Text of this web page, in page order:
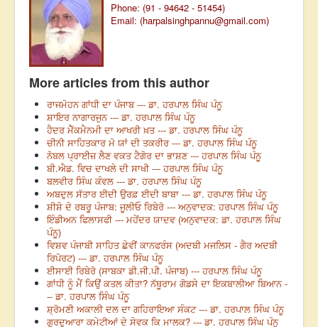
Phone: (91 - 94642 - 51454)
Email: (harpalsinghpannu@gmail.com)
More articles from this author
ਰਾਜਮੋਹਨ ਗਾਂਧੀ ਦਾ ਪੰਜਾਬ --- ਡਾ. ਹਰਪਾਲ ਸਿੰਘ ਪੰਨੂ
ਸ਼ਾਇਰ ਨਾਗਾਰਜੁਨ --- ਡਾ. ਹਰਪਾਲ ਸਿੰਘ ਪੰਨੂ
ਹੈਦਰ ਮੈੱਕਮੈਨਮੀ ਦਾ ਆਖਰੀ ਖ਼ਤ --- ਡਾ. ਹਰਪਾਲ ਸਿੰਘ ਪੰਨੂ
ਚੀਨੀ ਸਾਹਿਤਕਾਰ ਮੋ ਯਾਂ ਦੀ ਤਕਰੀਰ --- ਡਾ. ਹਰਪਾਲ ਸਿੰਘ ਪੰਨੂ
ਨੋਬਲ ਪ੍ਰਾਈਜ਼ ਲੈਣ ਵਕਤ ਟੈਗੋਰ ਦਾ ਭਾਸ਼ਣ --- ਹਰਪਾਲ ਸਿੰਘ ਪੰਨੂ
ਬੀ.ਐਡ. ਵਿਚ ਦਾਖਲੇ ਦੀ ਸਾਖੀ --- ਹਰਪਾਲ ਸਿੰਘ ਪੰਨੂ
ਬਲਵੀਰ ਸਿੰਘ ਕੰਵਲ --- ਡਾ. ਹਰਪਾਲ ਸਿੰਘ ਪੰਨੂ
ਅਬਦੁਲ ਸੱਤਾਰ ਈਦੀ ਉਰਫ਼ ਈਦੀ ਬਾਬਾ --- ਡਾ. ਹਰਪਾਲ ਸਿੰਘ ਪੰਨੂ
ਸ਼ੀਸ਼ੇ ਦੇ ਰਬਰੂ ਪੰਜਾਬ: ਜੂਲੀਓ ਰਿਬੇਰੋ --- ਅਨੁਵਾਦਕ: ਹਰਪਾਲ ਸਿੰਘ ਪੰਨੂ
ਇੰਡੀਅਨ ਫਿਲਾਸਫੀ --- ਮਹੇਂਦਰ ਯਾਦਵ (ਅਨੁਵਾਦਕ: ਡਾ. ਹਰਪਾਲ ਸਿੰਘ
ਪੰਨੂ)
ਵਿਸ਼ਵ ਪੰਜਾਬੀ ਸਾਹਿਤ ਛੇਵੀਂ ਕਾਨਫਰੰਸ (ਅਦਬੀ ਮਜਲਿਸ - ਗੈਰ ਅਦਬੀ
ਰਿਪੋਰਟ) --- ਡਾ. ਹਰਪਾਲ ਸਿੰਘ ਪੰਨੂ
ਈਸਾਈ ਰਿਬੇਰੋ (ਸਾਬਕਾ ਡੀ.ਜੀ.ਪੀ. ਪੰਜਾਬ) --- ਹਰਪਾਲ ਸਿੰਘ ਪੰਨੂ
ਗਾਂਧੀ ਨੂੰ ਮੈਂ ਕਿਉਂ ਕਤਲ ਕੀਤਾ? ਨੱਥੂਰਾਮ ਗੋਡਸੇ ਦਾ ਇਕਬਾਲੀਆ ਬਿਆਨ -
-- ਡਾ. ਹਰਪਾਲ ਸਿੰਘ ਪੰਨੂ
ਸ਼੍ਰੋਮਣੀ ਅਕਾਲੀ ਦਲ ਦਾ ਗਹਿਰਾਇਆ ਸੰਕਟ --- ਡਾ. ਹਰਪਾਲ ਸਿੰਘ ਪੰਨੂ
ਗੁਰਦੁਆਰਾ ਕਮੇਟੀਆਂ ਦੇ ਸੇਵਕ ਕਿ ਮਾਲਕ? --- ਡਾ. ਹਰਪਾਲ ਸਿੰਘ ਪੰਨੂ